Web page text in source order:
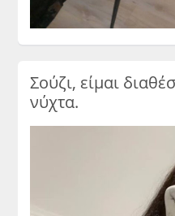
Σούζι, είμαι
νύχτα.